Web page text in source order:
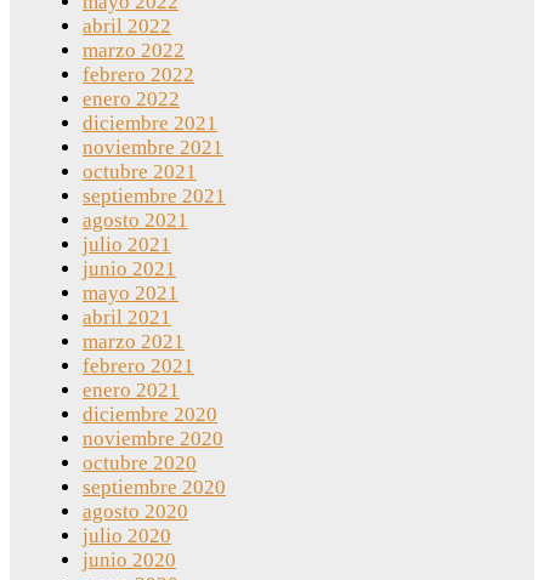
abril 2022
marzo 2022
febrero 2022
enero 2022
diciembre 2021
noviembre 2021
octubre 2021
septiembre 2021
agosto 2021
julio 2021
junio 2021
mayo 2021
abril 2021
marzo 2021
febrero 2021
enero 2021
diciembre 2020
noviembre 2020
octubre 2020
septiembre 2020
agosto 2020
julio 2020
junio 2020